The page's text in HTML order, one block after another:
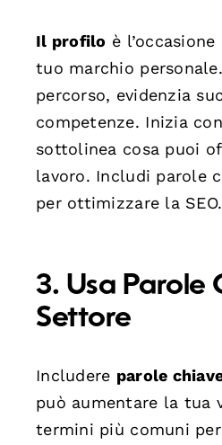
Il profilo è
tuo marchio
percorso, evidenzia
competenze. Inizia
sottolinea cosa puoi
lavoro. Includi parole
per ottimizzare la SEO.
3. Usa Parole
Settore
Includere parole
può aumentare la tua
termini più comuni